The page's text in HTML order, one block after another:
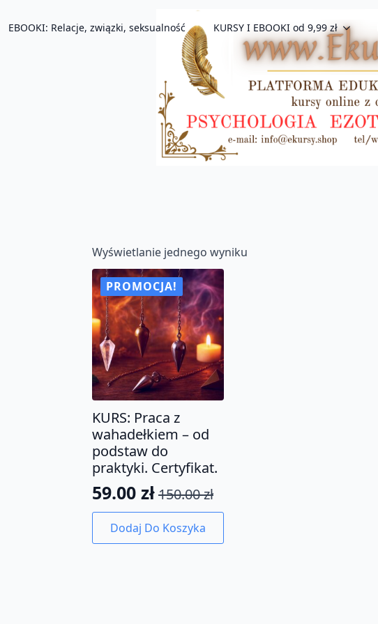
EBOOKI: Relacje, związki, seksualność KURSY I EBOOKI od 9,99 zł
Wyświetlanie jednego wyniku
PROMOCJA!
KURS: Praca z
wahadełkiem – od
podstaw do
praktyki. Certyfikat.
150.00zł
Pierwotna
cena
wynosiła:
59.00 zł
Aktualna
cena
wynosi:
Dodaj Do Koszyka